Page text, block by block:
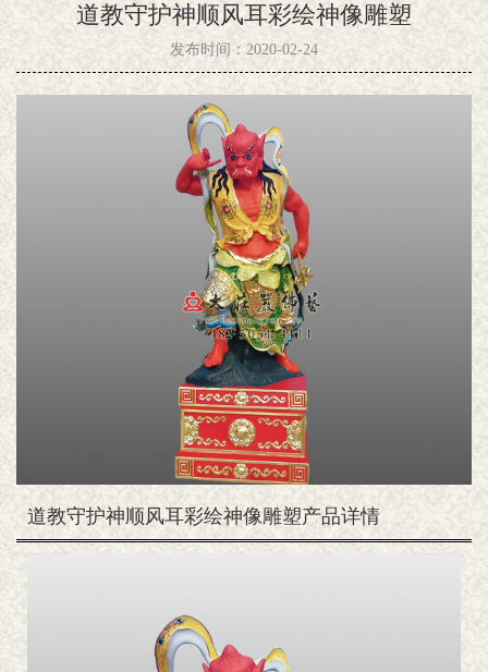
道教守护神顺风耳彩绘神像雕塑
发布时间：2020-02-24
道教守护神顺风耳彩绘神像雕塑产品详情